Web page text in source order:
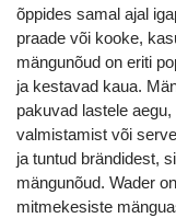
õppides samal ajal
praade või kooke,
mängunõud on eriti
ja kestavad kaua.
pakuvad lastele
valmistamist või
ja tuntud brändidest,
mängunõud. Wader
mitmekesiste